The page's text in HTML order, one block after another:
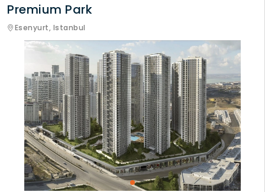
Premium Park
Esenyurt, Istanbul